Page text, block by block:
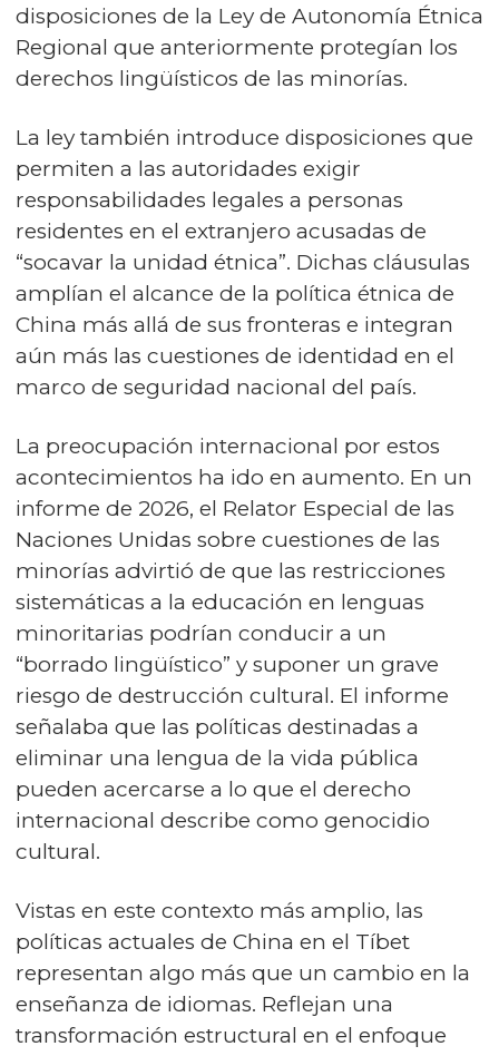
disposiciones de la Ley de Autonomía Étnica
Regional que anteriormente protegían los
derechos lingüísticos de las minorías.
La ley también introduce disposiciones que
permiten a las autoridades exigir
responsabilidades legales a personas
residentes en el extranjero acusadas de
“socavar la unidad étnica”. Dichas cláusulas
amplían el alcance de la política étnica de
China más allá de sus fronteras e integran
aún más las cuestiones de identidad en el
marco de seguridad nacional del país.
La preocupación internacional por estos
acontecimientos ha ido en aumento. En un
informe de 2026, el Relator Especial de las
Naciones Unidas sobre cuestiones de las
minorías advirtió de que las restricciones
sistemáticas a la educación en lenguas
minoritarias podrían conducir a un
“borrado lingüístico” y suponer un grave
riesgo de destrucción cultural. El informe
señalaba que las políticas destinadas a
eliminar una lengua de la vida pública
pueden acercarse a lo que el derecho
internacional describe como genocidio
cultural.
Vistas en este contexto más amplio, las
políticas actuales de China en el Tíbet
representan algo más que un cambio en la
enseñanza de idiomas. Reflejan una
transformación estructural en el enfoque